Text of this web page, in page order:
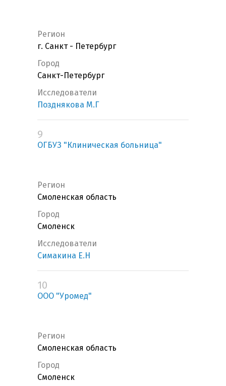
Регион
г. Санкт - Петербург
Город
Санкт-Петербург
Исследователи
Позднякова М.Г
9
ОГБУЗ "Клиническая больница"
Регион
Смоленская область
Город
Смоленск
Исследователи
Симакина Е.Н
10
ООО "Уромед"
Регион
Смоленская область
Город
Смоленск